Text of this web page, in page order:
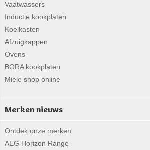
Vaatwassers
Inductie kookplaten
Koelkasten
Afzuigkappen
Ovens
BORA kookplaten
Miele shop online
Merken nieuws
Ontdek onze merken
AEG Horizon Range